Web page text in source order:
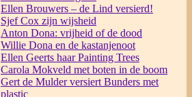
Ellen Brouwers – de Lind versierd!
Sjef Cox zijn wijsheid
Anton Dona: vrijheid of de dood
Willie Dona en de kastanjenoot
Ellen Geerts haar Painting Trees
Carola Mokveld met boten in de boom
Gert de Mulder versiert Bunders met
plastic